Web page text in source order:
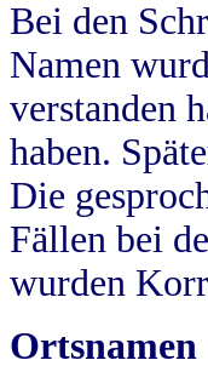
Bei den
Namen
verstanden
haben.
Die
Fällen bei
wurden
Ortsnamen